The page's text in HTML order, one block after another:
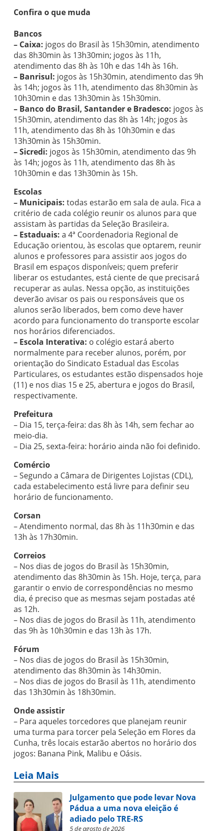
Confira o que muda
Bancos
– Caixa: jogos do Brasil às 15h30min, atendimento
das 8h30min às 13h30min; jogos às 11h,
atendimento das 8h às 10h e das 14h às 16h.
– Banrisul: jogos às 15h30min, atendimento das 9h
às 14h; jogos às 11h, atendimento das 8h30min às
10h30min e das 13h30min às 15h30min.
– Banco do Brasil, Santander e Bradesco: jogos às
15h30min, atendimento das 8h às 14h; jogos às
11h, atendimento das 8h às 10h30min e das
13h30min às 15h30min.
– Sicredi: jogos às 15h30min, atendimento das 9h
às 14h; jogos às 11h, atendimento das 8h às
10h30min e das 13h30min às 15h.
Escolas
– Municipais: todas estarão em sala de aula. Fica a
critério de cada colégio reunir os alunos para que
assistam às partidas da Seleção Brasileira.
– Estaduais: a 4ª Coordenadoria Regional de
Educação orientou, às escolas que optarem, reunir
alunos e professores para assistir aos jogos do
Brasil em espaços disponíveis; quem preferir
liberar os estudantes, está ciente de que precisará
recuperar as aulas. Nessa opção, as instituições
deverão avisar os pais ou responsáveis que os
alunos serão liberados, bem como deve haver
acordo para funcionamento do transporte escolar
nos horários diferenciados.
– Escola Interativa: o colégio estará aberto
normalmente para receber alunos, porém, por
orientação do Sindicato Estadual das Escolas
Particulares, os estudantes estão dispensados hoje
(11) e nos dias 15 e 25, abertura e jogos do Brasil,
respectivamente.
Prefeitura
– Dia 15, terça-feira: das 8h às 14h, sem fechar ao
meio-dia.
– Dia 25, sexta-feira: horário ainda não foi definido.
Comércio
– Segundo a Câmara de Dirigentes Lojistas (CDL),
cada estabelecimento está livre para definir seu
horário de funcionamento.
Corsan
– Atendimento normal, das 8h às 11h30min e das
13h às 17h30min.
Correios
– Nos dias de jogos do Brasil às 15h30min,
atendimento das 8h30min às 15h. Hoje, terça, para
garantir o envio de correspondências no mesmo
dia, é preciso que as mesmas sejam postadas até
as 12h.
– Nos dias de jogos do Brasil às 11h, atendimento
das 9h às 10h30min e das 13h às 17h.
Fórum
– Nos dias de jogos do Brasil às 15h30min,
atendimento das 8h30min às 14h30min.
– Nos dias de jogos do Brasil às 11h, atendimento
das 13h30min às 18h30min.
Onde assistir
– Para aqueles torcedores que planejam reunir
uma turma para torcer pela Seleção em Flores da
Cunha, três locais estarão abertos no horário dos
jogos: Banana Pink, Malibu e Oásis.
Leia Mais
Julgamento que pode levar Nova
Pádua a uma nova eleição é
adiado pelo TRE-RS
5 de agosto de 2026